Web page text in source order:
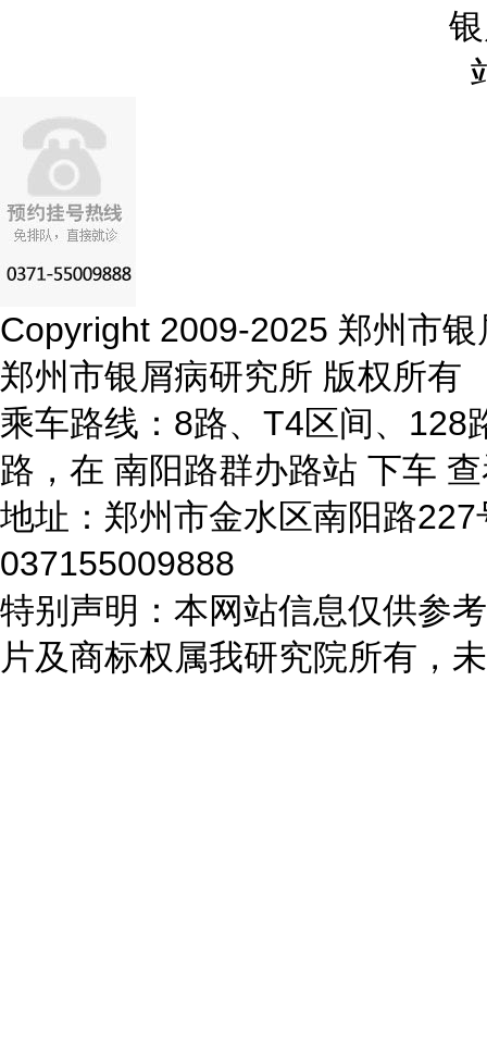
Copyright 2009-2025 郑州市
郑州市银屑病研究所 版权所有
乘车路线：8路、T4区间、128
路，在 南阳路群办路站 下车
地址：郑州市金水区南阳路
037155009888
特别声明：本网站信息仅供参
片及商标权属我研究院所有，